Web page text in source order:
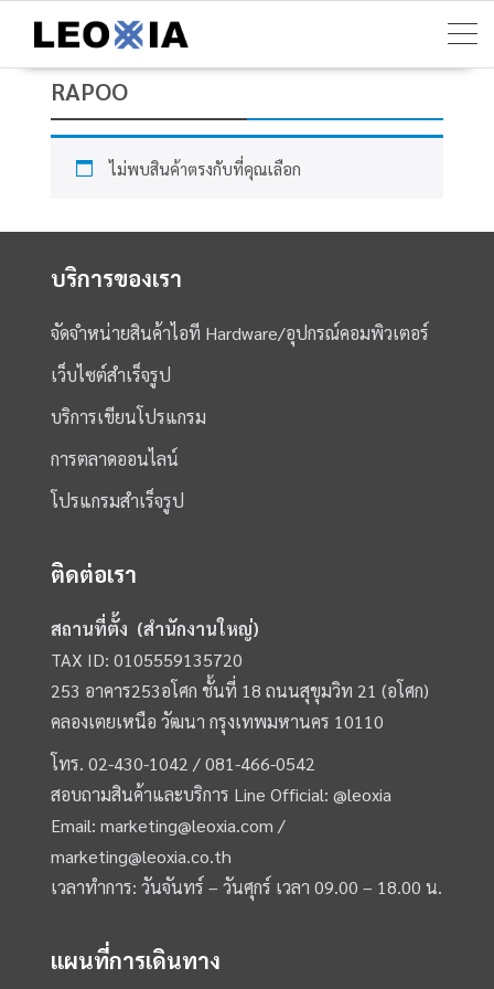
content
RAPOO
ไม่พบสินค้าตรงกับที่คุณเลือก
บริการของเรา
จัดจำหน่ายสินค้าไอที Hardware/อุปกรณ์คอมพิวเตอร์
เว็บไซต์สำเร็จรูป
บริการเขียนโปรแกรม
การตลาดออนไลน์
โปรแกรมสำเร็จรูป
ติดต่อเรา
สถานที่ตั้ง (สำนักงานใหญ่)
TAX ID: 0105559135720
253 อาคาร253อโศก ชั้นที่ 18 ถนนสุขุมวิท 21 (อโศก)
คลองเตยเหนือ วัฒนา กรุงเทพมหานคร 10110
โทร.02-430-1042 /081-466-0542
สอบถามสินค้าและบริการ Line Official:@leoxia
Email:marketing@leoxia.com /
marketing@leoxia.co.th
เวลาทำการ: วันจันทร์ – วันศุกร์ เวลา 09.00 – 18.00 น.
แผนที่การเดินทาง